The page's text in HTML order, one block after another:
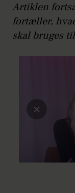
Artiklen
fortæller,
skal bruges